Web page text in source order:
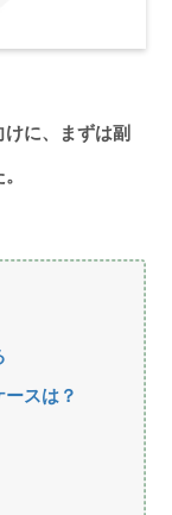
けに、まずは副
スは？